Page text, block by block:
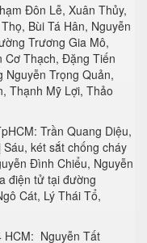
Đôn Lễ, Xuân Thủy,
Bùi Tá Hân, Nguyễn
Trương Gia Mô,
Cơ Thạch, Đặng Tiến
Trọng Quản,
Thạnh Mỹ Lợi, Thảo
Trần Quang Diệu,
két sắt chống cháy
Đình Chiểu, Nguyễn
điện tử tại đường
Cát, Lý Thái Tổ,
HCM: Nguyễn Tất